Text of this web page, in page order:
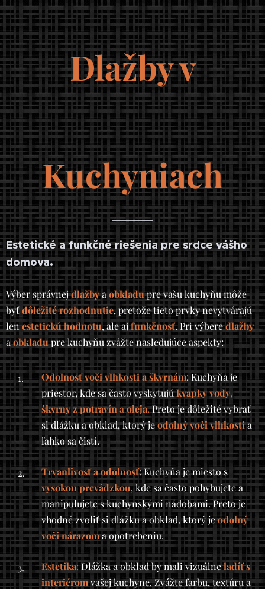
Dlažby v
Kuchyniach
Estetické a funkčné riešenia pre srdce vášho
domova.
Výber správnejdlažbya obkladupre vašu kuchyňu môže
byťdôležité rozhodnutie, pretože tieto prvky nevytvárajú
lenestetickú hodnotu, ale ajfunkčnosť. Pri výberedlažby
aobkladupre kuchyňu zvážte nasledujúce aspekty:
Odolnosť voči vlhkosti a škvrnám: Kuchyňa je
priestor, kde sa často vyskytujúkvapky vody,
škvrny z potravín aoleja.Preto je dôležité vybrať
si dlážku a obklad, ktorý jeodolný voči vlhkostia
ľahko sa čistí.
Trvanlivosť a odolnosť: Kuchyňa je miesto s
vysokou prevádzkou, kde sa často pohybujete a
manipulujete s kuchynskými nádobami. Preto je
vhodné zvoliť si dlážku a obklad, ktorý jeodolný
voči nárazoma opotrebeniu.
Estetika:Dlážka a obklad by mali vizuálneladíť s
interiéromvašej kuchyne. Zvážte farbu, textúru a